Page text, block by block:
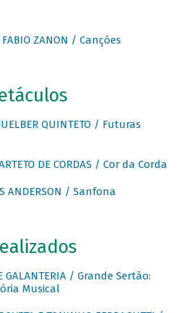
FABIO ZANON / Canções
QUINTETO / Futuras
DE CORDAS / Cor da Corda
ANDERSON / Sanfona
GALANTERIA / Grande Sertão:
Musical